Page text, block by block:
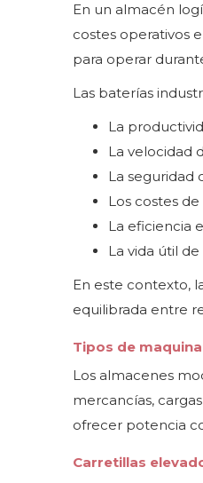
En un almacén
costes operativos
para operar
Las baterías
La
La velocidad
La seguridad
Los costes
La eficiencia
La vida útil
En este contexto,
equilibrada entre
Tipos de
Los almacenes
mercancías,
ofrecer potencia
Carretillas